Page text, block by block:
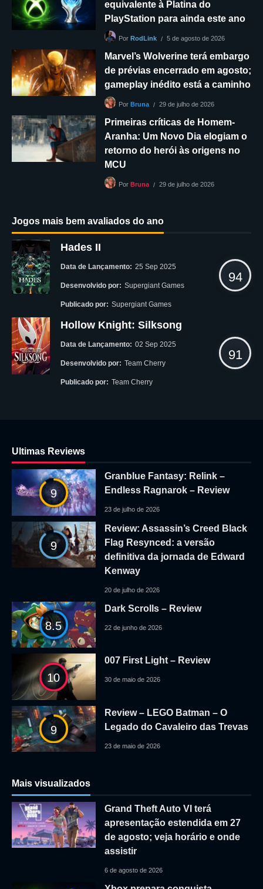
equivalente à Platina do
PlayStation para ainda este ano
Por RodLink 5 de agosto de 2026
Marvel’s Wolverine terá embargo
de prévias encerrado em agosto;
gameplay inédito está a caminho
Por Bruna 29 de julho de 2026
Primeiras críticas de Homem-
Aranha: Um Novo Dia elogiam o
retorno do herói às origens no
MCU
Por Bruna 29 de julho de 2026
Jogos mais bem avaliados do ano
Hades II
Data de Lançamento: 25 Sep 2025
Desenvolvido por: Supergiant Games
Publicado por: Supergiant Games
94
Hollow Knight: Silksong
Data de Lançamento: 02 Sep 2025
Desenvolvido por: Team Cherry
Publicado por: Team Cherry
91
Ultimas Reviews
9
Granblue Fantasy: Relink –
Endless Ragnarok – Review
23 de julho de 2026
9
Review: Assassin’s Creed Black
Flag Resynced: a versão
definitiva da jornada de Edward
Kenway
20 de julho de 2026
8.5
Dark Scrolls – Review
22 de junho de 2026
10
007 First Light – Review
30 de maio de 2026
9
Review – LEGO Batman – O
Legado do Cavaleiro das Trevas
23 de maio de 2026
Mais visualizados
Grand Theft Auto VI terá
apresentação estendida em 27
de agosto; veja horário e onde
assistir
6 de agosto de 2026